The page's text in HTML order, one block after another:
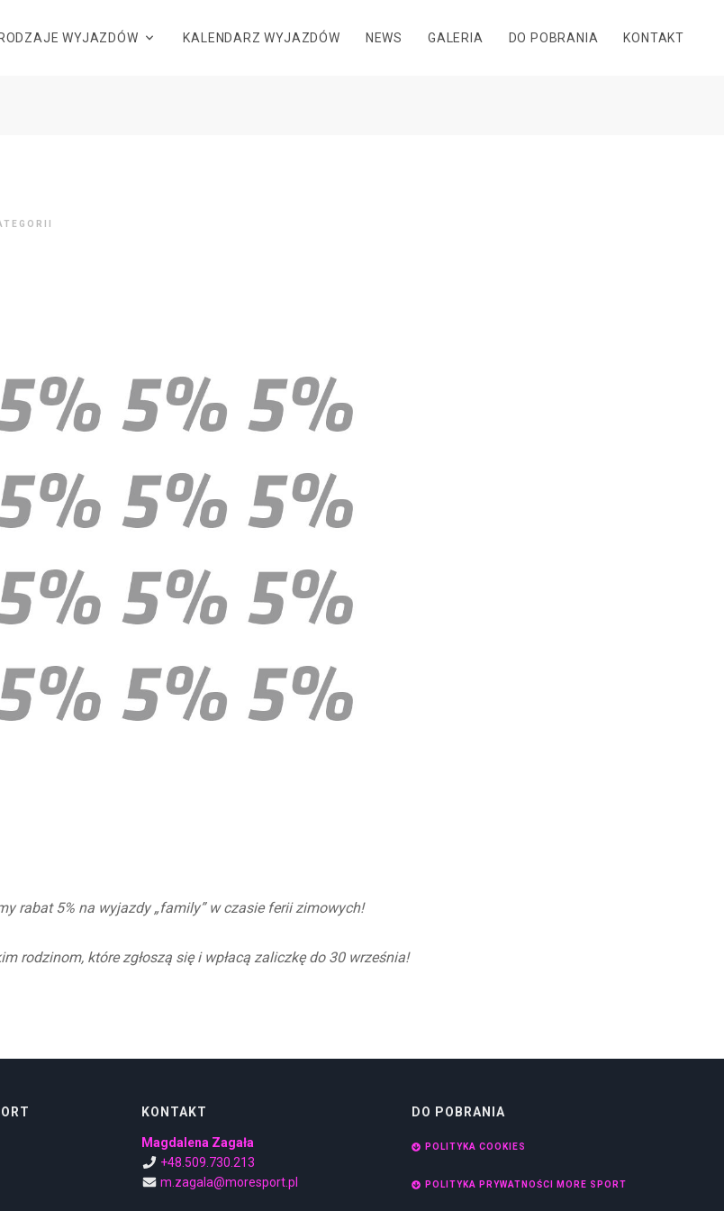
RODZAJE WYJAZDÓW KALENDARZ WYJAZDÓW NEWS GALERIA DO POBRANIA KONTAKT
rabat 5% na wyjazdy „family” w czasie ferii zimowych!
rodzinom, które zgłoszą się i wpłacą zaliczkę do 30 września!
KONTAKT
Magdalena Zagała
+48.509.730.213
m.zagala@moresport.pl
DO POBRANIA
POLITYKA COOKIES
POLITYKA PRYWATNOŚCI MORE SPORT